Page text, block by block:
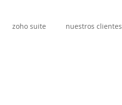
zoho suite nuestros clientes